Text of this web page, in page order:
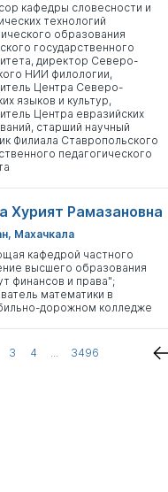
кафедры словесности и
технологий
образования
государственного
директор Северо-
НИИ филологии,
Центра Северо-
языков и культур,
Центра евразийских
старший научный
Филиала Ставропольского
педагогического
Хурият Рамазановна
Махачкала
кафедрой частного
высшего образования
финансов и права";
математики в
дорожном колледже
3 4 ... 3496